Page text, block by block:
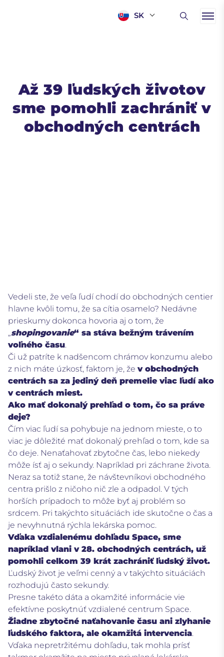
SK
Až 39 ľudských životov
sme pomohli zachrániť v
obchodných centrách
Vedeli ste, že veľa ľudí chodí do obchodných centier
hlavne kvôli tomu, že sa cítia osamelo? Nedávne
prieskumy dokonca hovoria aj o tom, že
„shopingovanie“ sa stáva bežným trávením
voľného času.
Či už patríte k nadšencom chrámov konzumu alebo
z nich máte úzkosť, faktom je, že v obchodných
centrách sa za jediný deň premelie viac ľudí ako
v centrách miest.
Ako mať dokonalý prehľad o tom, čo sa práve
deje?
Čím viac ľudí sa pohybuje na jednom mieste, o to
viac je dôležité mať dokonalý prehľad o tom, kde sa
čo deje. Nenaťahovať zbytočne čas, lebo niekedy
môže ísť aj o sekundy. Napríklad pri záchrane života.
Neraz sa totiž stane, že návštevníkovi obchodného
centra prišlo z ničoho nič zle a odpadol. V tých
horších prípadoch to môže byť aj problém so
srdcem. Pri takýchto situáciách ide skutočne o čas a
je nevyhnutná rýchla lekárska pomoc.
Vďaka vzdialenému dohľadu Space, sme
napríklad vlani v 28. obchodných centrách, už
pomohli celkom 39 krát zachrániť ľudský život.
Ľudský život je veľmi cenný a v takýchto situáciách
rozhodujú často sekundy.
Presne takéto dáta a okamžité informácie vie
efektívne poskytnúť vzdialené centrum Space.
Žiadne zbytočné naťahovanie času ani zlyhanie
ľudského faktora, ale okamžitá intervencia.
Vďaka nepretržitému dohľadu, tak mohla prísť